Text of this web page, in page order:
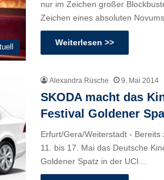
nur im Zeichen großer
Zeichen eines absoluten
Weiterlesen >>
Alexandra Rüsche 9. Mai 2014
SKODA macht das
Festival Goldener
Erfurt/Gera/Weiterstadt -
11. bis 17. Mai das Deutsche
Goldener Spatz in der UCI…